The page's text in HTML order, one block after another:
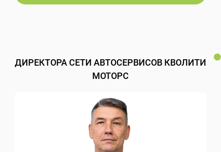
ДИРЕКТОРА СЕТИ АВТОСЕРВИСОВ КВОЛИТИ
МОТОРС